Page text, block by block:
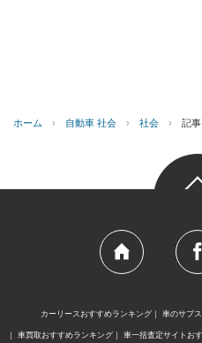
ホーム › 自動車 社会 › 社会 › 記事
カーリースおすすめランキング 車のサブ
車買取おすすめランキング 車一括査定サイトお